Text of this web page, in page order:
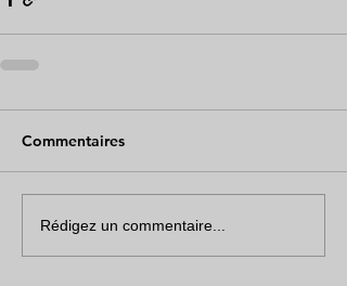
Commentaires
Rédigez un commentaire...